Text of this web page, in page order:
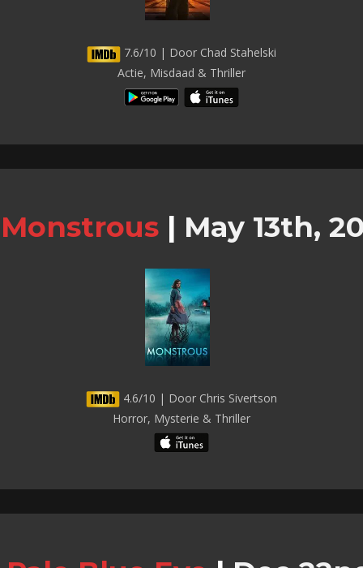
7.6/10 | Door Chad Stahelski
Actie, Misdaad & Thriller
Monstrous | May 13th,
4.6/10 | Door Chris Sivertson
Horror, Mysterie & Thriller